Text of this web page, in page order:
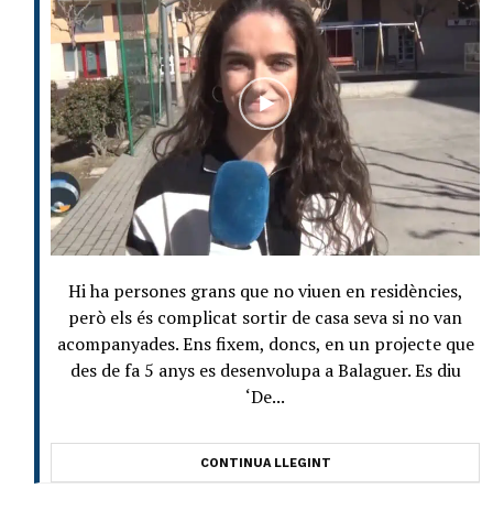
Hi ha persones grans que no viuen en residències,
però els és complicat sortir de casa seva si no van
acompanyades. Ens fixem, doncs, en un projecte que
des de fa 5 anys es desenvolupa a Balaguer. Es diu
‘De...
CONTINUA LLEGINT